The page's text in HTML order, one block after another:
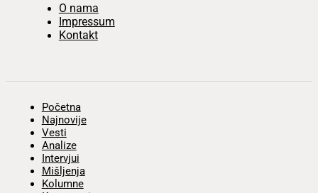
O nama
Impressum
Kontakt
Početna
Najnovije
Vesti
Analize
Intervjui
Mišljenja
Kolumne